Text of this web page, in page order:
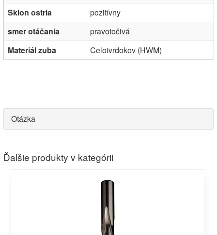
Sklon ostria
pozitívny
smer otáčania
pravotočivá
Materiál zuba
Celotvrdokov (HWM)
Otázka
Ďalšie produkty v kategórii